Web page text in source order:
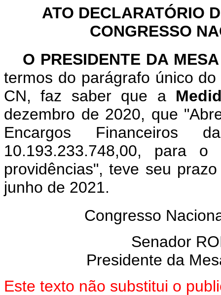
ATO DECLARATÓRIO
CONGRESSO
O PRESIDENTE DA
termos do parágrafo único
CN, faz saber que a
dezembro de 2020, que
Encargos
10.193.233.748,00, para
providências", teve seu
junho de 2021.
Congresso
Senador
Presidente da
Este texto não substitui o